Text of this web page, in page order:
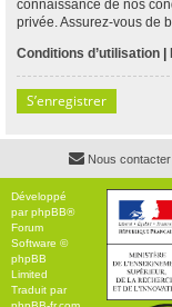
connaissance de nos
privée. Assurez-vous de
Conditions d’utilisation |
S’enregistrer
Nous contacter
Développé
parphpBB®
Forum
Software ©
phpBB
Limited
Traduit par